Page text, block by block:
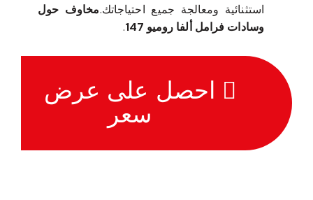
استثنائية ومعالجة جميع احتياجاتك.مخاوف حول
وسادات فرامل ألفا روميو 147
.
احصل على عرض
سعر